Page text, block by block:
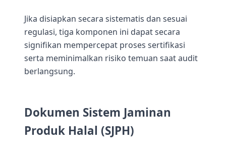
Jika disiapkan secara sistematis dan sesuai
regulasi, tiga komponen ini dapat secara
signifikan mempercepat proses sertifikasi
serta meminimalkan risiko temuan saat audit
berlangsung.
Dokumen Sistem Jaminan
Produk Halal (SJPH)